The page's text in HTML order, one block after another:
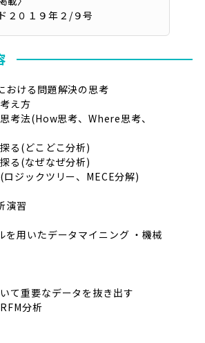
２０１９年２/９号
ける問題解決の思考
え方
考法(How思考、Where思考、
る(どこどこ分析)
る(なぜなぜ分析)
ロジックツリー、MECE分解)
演習
用いたデータマイニング ・機械
て重要なデータを抜き出す
分析